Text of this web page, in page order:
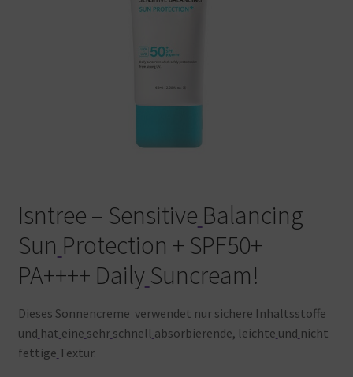
Isntree – Sensitive Balancing
Sun Protection + SPF50+
PA++++ Daily Suncream!
Dieses Sonnencreme verwendet nur sichere Inhaltsstoffe
und hat eine sehr schnell absorbierende, leichte und nicht
fettige Textur.